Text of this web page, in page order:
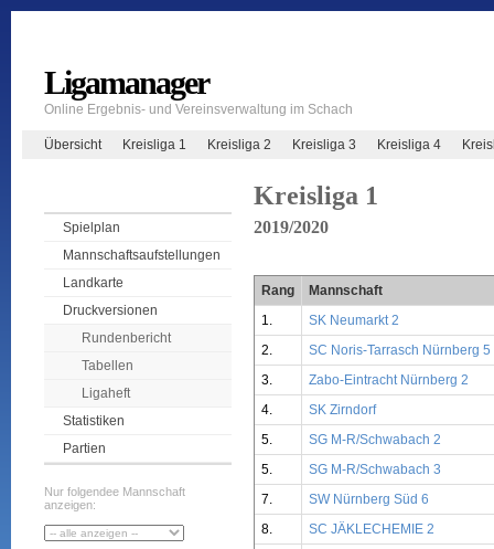
Ligamanager
Online Ergebnis- und Vereinsverwaltung im Schach
Übersicht Kreisliga 1 Kreisliga 2 Kreisliga 3 Kreisliga 4
Spielplan
Mannschaftsaufstellungen
Landkarte
Druckversionen
Rundenbericht
Tabellen
Ligaheft
Statistiken
Partien
Nur folgendee Mannschaft
anzeigen:
Kreisliga 1
2019/2020
Rang
Mannschaft
1.
SK Neumarkt 2
2.
SC Noris-Tarrasch Nürnberg 5
3.
Zabo-Eintracht Nürnberg 2
4.
SK Zirndorf
5.
SG M-R/Schwabach 2
5.
SG M-R/Schwabach 3
7.
SW Nürnberg Süd 6
8.
SC JÄKLECHEMIE 2